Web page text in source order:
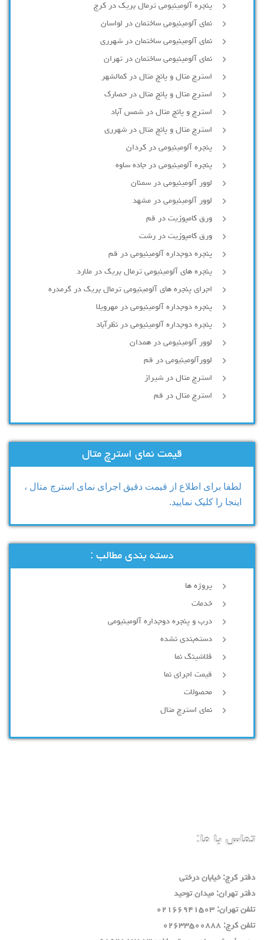
پنجره آلومینیومی ترمال بریک در کرج
نمای آلومینیومی ساختمان در لواسان
نمای آلومینیومی ساختمان در شهرری
نمای آلومینیومی ساختمان در تهران
استرچ متال و پانچ متال در کمالشهر
استرچ متال و پانچ متال در حصارك
استرچ و پانچ متال در شمس آباد
استرچ متال و پانچ متال در شهرری
پنجره آلومینیومی در کردان
پنجره آلومینیومی در جاده ساوه
لوور آلومینیومی در سمنان
لوور آلومینیومی در مشهد
ورق کامپوزیت در قم
ورق کامپوزیت در رشت
پنجره دوجداره آلومينيومی در قم
پنجره های آلومینیومی ترمال بریک در ملارد
اجرای پنجره های آلومینیومی ترمال بریک در گرمدره
پنجره دوجداره آلومینیومی در مهرویلا
پنجره دوجداره آلومینیومی در نظرآباد
لوور آلومینیومی در همدان
لوورآلومینیومی در قم
استرچ متال در شیراز
استرچ متال در قم
قیمت نمای استرچ متال
لطفا برای اطلاع از قیمت دقیق اجرای نمای استرچ متال ،
اینجا را کلیک نمایید.
دسته بندی مطالب :
پروژه ها
خدمات
درب و پنجره دوجداره آلومینیومی
دسته‌بندی نشده
فلاشینگ نما
قیمت اجرای نما
محصولات
نمای استرچ متال
تماس با ما:
دفتر كرج: خيابان درختي
دفتر تهران: ميدان توحيد
تلفن تهران: ٠٢١٦٦٩٤١٥٠٣
تلفن كرج: ٠٢٦٣٣٥٠٠٨٨٨